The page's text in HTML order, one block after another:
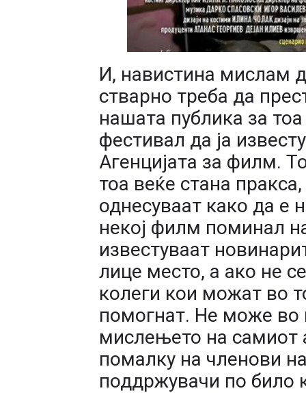
И, навистина мислам
стварно треба да
нашата публика за
фестивал да ја
Агенцијата за филм.
тоа веќе стана
однесуваат како да е
некој филм поминал
известуваат
лице место, а ако не
колеги кои можат во
помогнат. Не може во
мислењето на самиот
помалку на членови
поддржувачи по било